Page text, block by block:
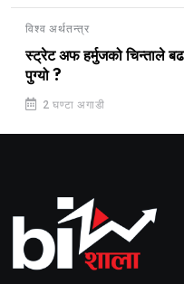
विश्व अर्थतन्त्र
स्ट्रेट अफ हर्मुजको चिन्ताले
पुग्यो ?
2 घण्टा अगाडी